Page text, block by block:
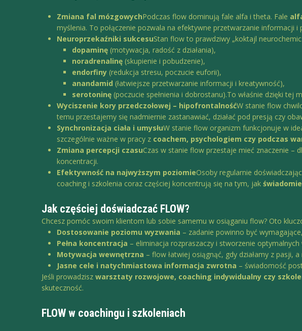
Zmiana fal mózgowychPodczas flow dominują fale alfa i theta. Fale
myślenia. To połączenie pozwala na efektywne przetwarzanie informacji i
Neuroprzekaźniki sukcesuStan flow to prawdziwy „koktajl
dopaminę (motywacja, radość z działania),
noradrenalinę (skupienie i pobudzenie),
endorfiny (redukcja stresu, poczucie euforii),
anandamid (łatwiejsze przetwarzanie informacji i kreatywność),
serotoninę (poczucie spełnienia i dobrostanu).To właśnie dzięki
Wyciszenie kory przedczołowej – hipofrontalnośćW stanie flow
temu przestajemy się nadmiernie zastanawiać, działać pod presją czy
Synchronizacja ciała i umysłuW stanie flow organizm funkcjonuje w
szczególnie ważne w pracy z coachem, psychologiem czy podczas
Zmiana percepcji czasuCzas w stanie flow przestaje mieć znaczenie –
koncentracji.
Efektywność na najwyższym poziomieOsoby regularnie
coaching i szkolenia coraz częściej koncentrują się na tym, jak
Jak częściej doświadczać FLOW?
Chcesz pomóc swoim klientom lub sobie samemu w osiąganiu flow? Oto
Dostosowanie poziomu wyzwania – zadanie powinno być
Pełna koncentracja – eliminacja rozpraszaczy i stworzenie optymalnych
Motywacja wewnętrzna – flow łatwiej osiągnąć, gdy działamy z pasji,
Jasne cele i natychmiastowa informacja zwrotna – świadomość
Jeśli prowadzisz warsztaty rozwojowe, coaching indywidualny czy
skuteczność.
FLOW w coachingu i szkoleniach